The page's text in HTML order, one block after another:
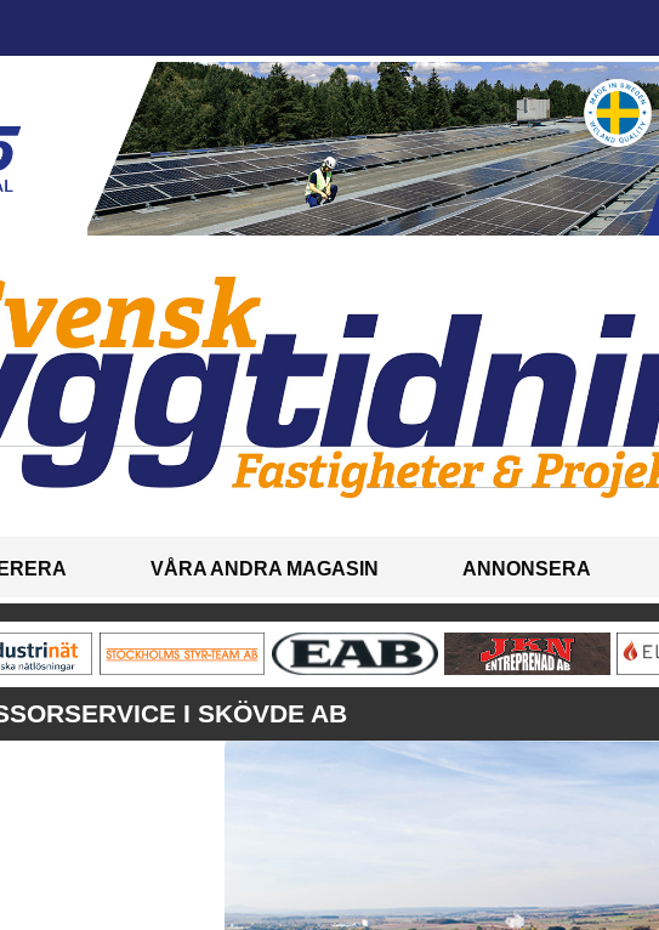
VÅRA ANDRA MAGASIN ANNONSERA
I SKÖVDE AB